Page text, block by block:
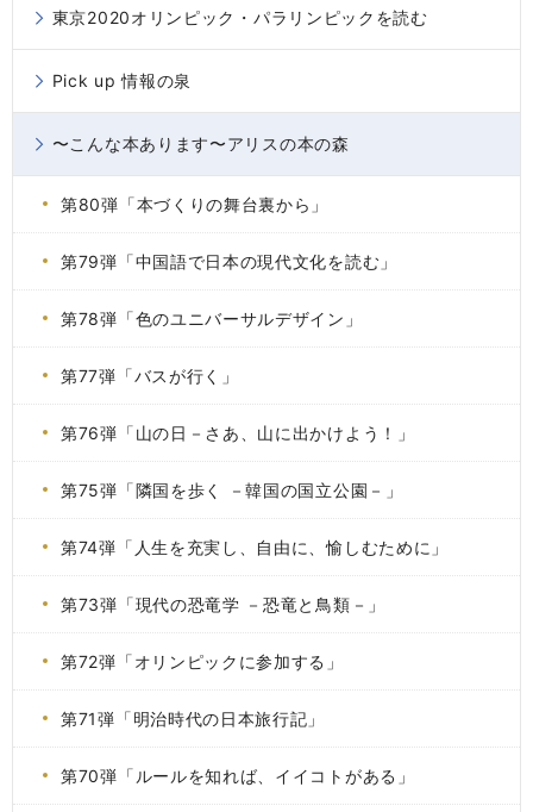
東京2020オリンピック・パラリンピックを読む
Pick up 情報の泉
〜こんな本あります〜アリスの本の森
第80弾「本づくりの舞台裏から」
第79弾「中国語で日本の現代文化を読む」
第78弾「色のユニバーサルデザイン」
第77弾「バスが行く」
第76弾「山の日－さあ、山に出かけよう！」
第75弾「隣国を歩く －韓国の国立公園－」
第74弾「人生を充実し、自由に、愉しむために」
第73弾「現代の恐竜学 －恐竜と鳥類－」
第72弾「オリンピックに参加する」
第71弾「明治時代の日本旅行記」
第70弾「ルールを知れば、イイコトがある」